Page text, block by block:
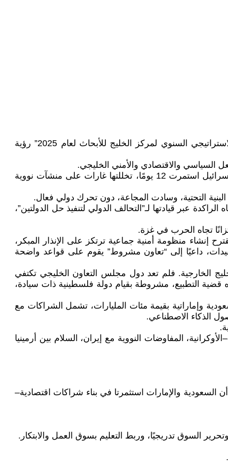
في ظل نظام دولي آخذ بالتفكك، وصراعات إقليمية محتدمة، ومخاطر متصاعدة على الأمن والطاقة، يقدّم “التقرير الاستراتيجي السنوي لمركز الخليج للأبحاث لعام 2025” رؤية
السياسي والاقتصادي والأمني الخليجي.
التصعيد الإقليمي: من غزة إلى الخليج : لم يكن عام 2025 عامًا عاديًا. التقرير يستعرض اندلاع حرب مدمرة بين إيران وإسرائيل استمرت 12 يومًا، تخللتها غارات على منشآت نووية
عبر قيادتها لـ”التحالف الدولي لتنفيذ حل الدولتين”،
إنشاء منظومة أمنية جماعية ترتكز على الإنذار المبكر،
داعيًا إلى “تعاون مشروط” يقوم على قواعد واضحة
الخارجية. فلم تعد دول مجلس التعاون الخليجي تكتفي
قضية التطبيع، مشروطة بقيام دولة فلسطينية ذات سيادة،
وإماراتية بقيمة مئات المليارات، تشمل الشراكات مع
المفاوضات النووية مع إيران، السلام بين أرمينيا
السعودية والإمارات استثمرتا في بناء شراكات اقتصادية–